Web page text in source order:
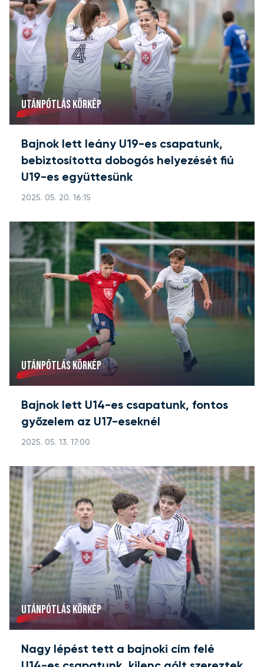
UTÁNPÓTLÁS KÖRKÉP
Bajnok lett leány U19-es csapatunk,
bebiztosította dobogós helyezését fiú
U19-es együttesünk
2025. 05. 20. 16:15
UTÁNPÓTLÁS KÖRKÉP
Bajnok lett U14-es csapatunk, fontos
győzelem az U17-eseknél
2025. 05. 13. 17:00
UTÁNPÓTLÁS KÖRKÉP
Nagy lépést tett a bajnoki cím felé